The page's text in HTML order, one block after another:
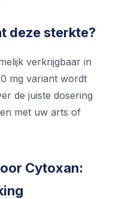
deze sterkte?
verkrijgbaar in
mg variant wordt
de juiste dosering
met uw arts of
Cytoxan: